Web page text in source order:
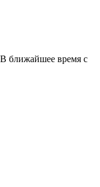
ближайшее время с